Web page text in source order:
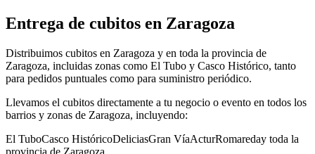
Entrega de cubitos en Zaragoza
Distribuimos cubitos en Zaragoza y en toda la provincia de
Zaragoza, incluidas zonas como El Tubo y Casco Histórico, tanto
para pedidos puntuales como para suministro periódico.
Llevamos el cubitos directamente a tu negocio o evento en todos los
barrios y zonas de Zaragoza, incluyendo:
El TuboCasco HistóricoDeliciasGran VíaActurRomareday toda la
provincia de Zaragoza